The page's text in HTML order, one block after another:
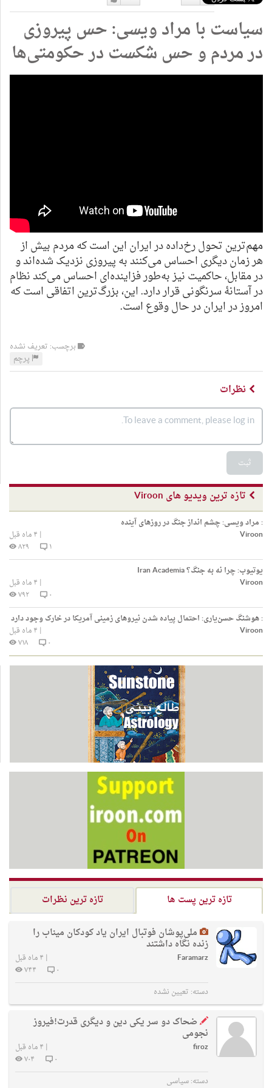
دوست
دارم
دوست
نداشتن
سیاست با مراد ویسی: حس پیروزی
در مردم و حس شکست در حکومتی‌ها
مهم‌ترین تحول رخ‌داده در ایران این است که مردم بیش از
هر زمان دیگری احساس می‌کنند به پیروزی نزدیک شده‌اند و
در مقابل، حاکمیت نیز به‌طور فزاینده‌ای احساس می‌کند نظام
در آستانهٔ سرنگونی قرار دارد. این، بزرگ‌ترین اتفاقی است که
امروز در ایران در حال وقوع است.
برچسب: تعریف نشده
پرچم
نظرات
ثبت
تازه ترین ویدیو های Viroon
:مراد ویسی: چشم انداز جنگ در روزهای آینده
Viroon
| ۴ ماه قبل
۱
۸۲۹
یوتیوب:چرا نه به جنگ؟ Iran Academia
Viroon
| ۴ ماه قبل
۰
۷۹۲
:هوشنگ حسن‌یاری: احتمال پیاده شدن نیروهای زمینی آمریکا در خارک وجود دارد
Viroon
| ۴ ماه قبل
۰
۷۱۸
تازه ترین پست ها
تازه ترین نظرات
ملی‌پوشان فوتبال ایران یاد کودکان میناب را
زنده نگاه داشتند
Faramarz
| ۴ ماه قبل
۰
۷۴۴
دسته: تعیین نشده
ضحاک دو سر یکی دین و دیگری قدرت!فیروز
نجومی
firoz
| ۴ ماه قبل
۰
۷۰۴
دسته:سیاسی